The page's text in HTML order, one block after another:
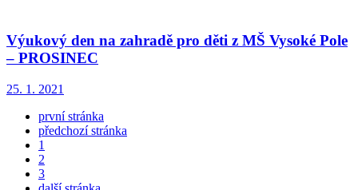
Výukový den na zahradě pro děti z MŠ Vysoké Pole
– PROSINEC
25. 1. 2021
první stránka
předchozí stránka
1
2
3